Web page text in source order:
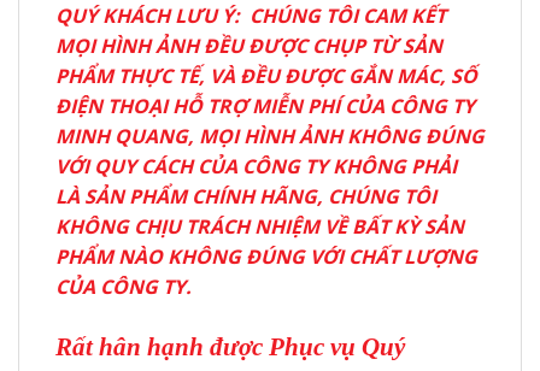
QUÝ KHÁCH LƯU Ý: CHÚNG TÔI CAM KẾT
MỌI HÌNH ẢNH ĐỀU ĐƯỢC CHỤP TỪ SẢN
PHẨM THỰC TẾ, VÀ ĐỀU ĐƯỢC GẮN MÁC, SỐ
ĐIỆN THOẠI HỖ TRỢ MIỄN PHÍ CỦA CÔNG TY
MINH QUANG, MỌI HÌNH ẢNH KHÔNG ĐÚNG
VỚI QUY CÁCH CỦA CÔNG TY KHÔNG PHẢI
LÀ SẢN PHẨM CHÍNH HÃNG, CHÚNG TÔI
KHÔNG CHỊU TRÁCH NHIỆM VỀ BẤT KỲ SẢN
PHẨM NÀO KHÔNG ĐÚNG VỚI CHẤT LƯỢNG
CỦA CÔNG TY.
Rất hân hạnh được Phục vụ Quý